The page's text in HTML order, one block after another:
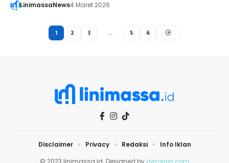
LinimassaNews4 Maret 2026
1 2 3 … 5 6
© 2023 linimassa.id. Designed by dezainin.com
Disclaimer Privacy Redaksi Info Iklan